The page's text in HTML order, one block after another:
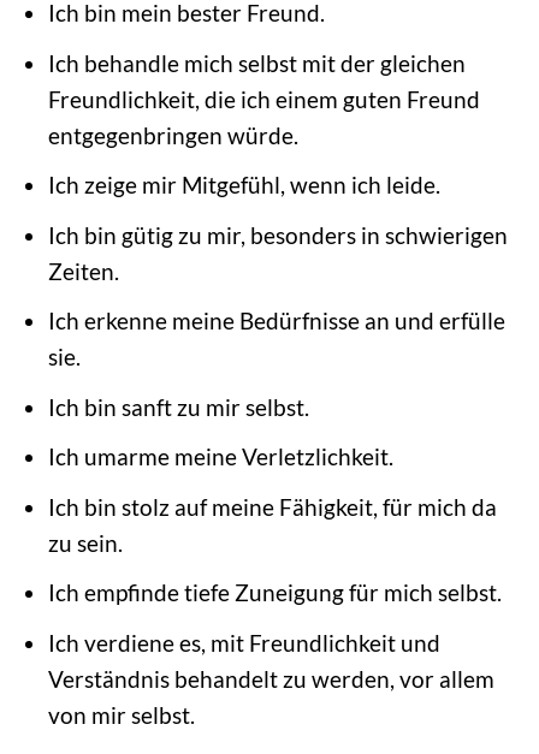
Ich bin mein bester Freund.
Ich behandle mich selbst mit der gleichen
Freundlichkeit, die ich einem guten Freund
entgegenbringen würde.
Ich zeige mir Mitgefühl, wenn ich leide.
Ich bin gütig zu mir, besonders in schwierigen
Zeiten.
Ich erkenne meine Bedürfnisse an und erfülle
sie.
Ich bin sanft zu mir selbst.
Ich umarme meine Verletzlichkeit.
Ich bin stolz auf meine Fähigkeit, für mich da
zu sein.
Ich empfinde tiefe Zuneigung für mich selbst.
Ich verdiene es, mit Freundlichkeit und
Verständnis behandelt zu werden, vor allem
von mir selbst.